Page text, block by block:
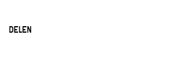
DELEN